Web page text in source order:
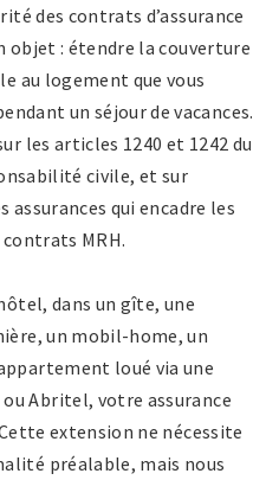
des contrats d’assurance
: étendre la couverture
au logement que vous
un séjour de vacances.
les articles 1240 et 1242 du
civile, et sur
assurances qui encadre les
MRH.
dans un gîte, une
un mobil-home, un
loué via une
Abritel, votre assurance
extension ne nécessite
préalable, mais nous